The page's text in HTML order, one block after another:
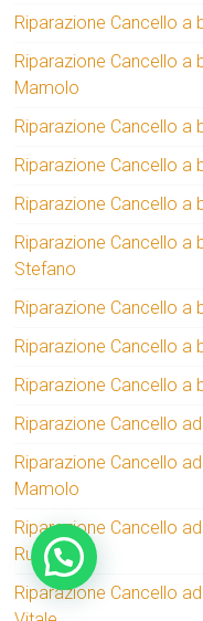
Riparazione Cancello a
Riparazione Cancello a
Mamolo
Riparazione Cancello a
Riparazione Cancello a
Riparazione Cancello a
Riparazione Cancello a
Stefano
Riparazione Cancello a
Riparazione Cancello a
Riparazione Cancello a
Riparazione Cancello
Riparazione Cancello
Mamolo
Riparazione Cancello
Ruffillo
Riparazione Cancello